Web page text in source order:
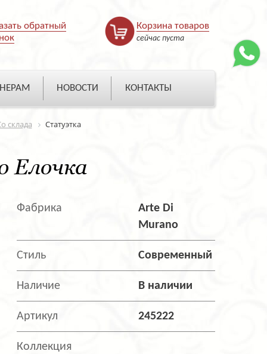
обратный
Корзина товаров
сейчас пуста
НОВОСТИ КОНТАКТЫ
склада Статуэтка
Елочка
Фабрика
Arte Di
Murano
Стиль Современный
Наличие В наличии
Артикул 245222
Коллекция